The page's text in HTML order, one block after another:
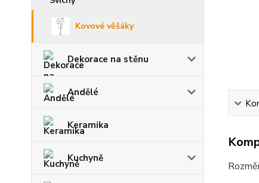
Kovové věšáky
Dekorace na stěnu
Andělé
Keramika
Kuchyně